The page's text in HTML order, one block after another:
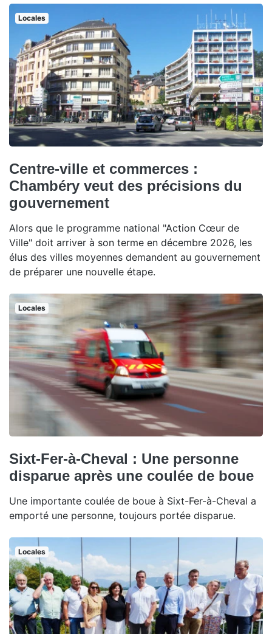
Locales
Centre-ville et commerces :
Chambéry veut des précisions du
gouvernement
Alors que le programme national "Action Cœur de
Ville" doit arriver à son terme en décembre 2026, les
élus des villes moyennes demandent au gouvernement
de préparer une nouvelle étape.
Locales
Sixt-Fer-à-Cheval : Une personne
disparue après une coulée de boue
Une importante coulée de boue à Sixt-Fer-à-Cheval a
emporté une personne, toujours portée disparue.
Locales